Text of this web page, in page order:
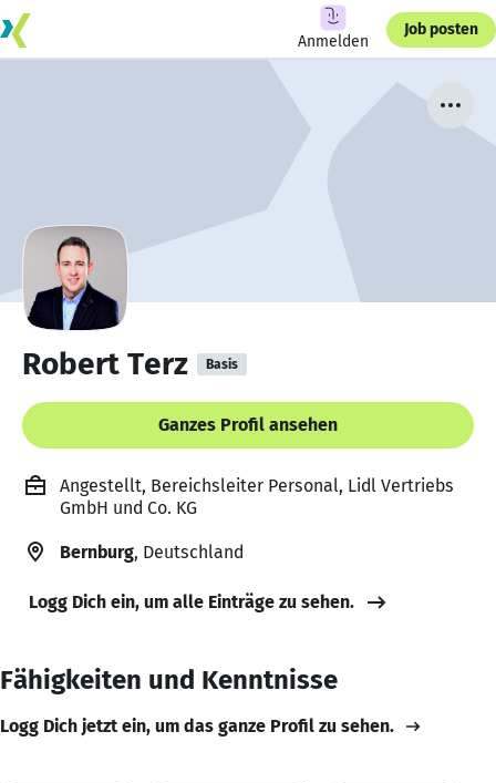
Anmelden
Job posten
Robert Terz Basis
Ganzes Profil ansehen
Angestellt, Bereichsleiter Personal, Lidl Vertriebs
GmbH und Co. KG
Bernburg, Deutschland
Logg Dich ein, um alle Einträge zu sehen.
Fähigkeiten und Kenntnisse
Logg Dich jetzt ein, um das ganze Profil zu sehen.